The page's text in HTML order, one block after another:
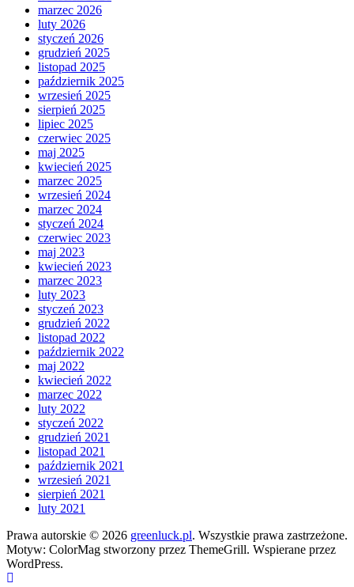
marzec 2026
luty 2026
styczeń 2026
grudzień 2025
listopad 2025
październik 2025
wrzesień 2025
sierpień 2025
lipiec 2025
czerwiec 2025
maj 2025
kwiecień 2025
marzec 2025
wrzesień 2024
marzec 2024
styczeń 2024
czerwiec 2023
maj 2023
kwiecień 2023
marzec 2023
luty 2023
styczeń 2023
grudzień 2022
listopad 2022
październik 2022
maj 2022
kwiecień 2022
marzec 2022
luty 2022
styczeń 2022
grudzień 2021
listopad 2021
październik 2021
wrzesień 2021
sierpień 2021
luty 2021
Prawa autorskie © 2026 greenluck.pl. Wszystkie prawa zastrzeżone.
Motyw: ColorMag stworzony przez ThemeGrill. Wspierane przez
WordPress.